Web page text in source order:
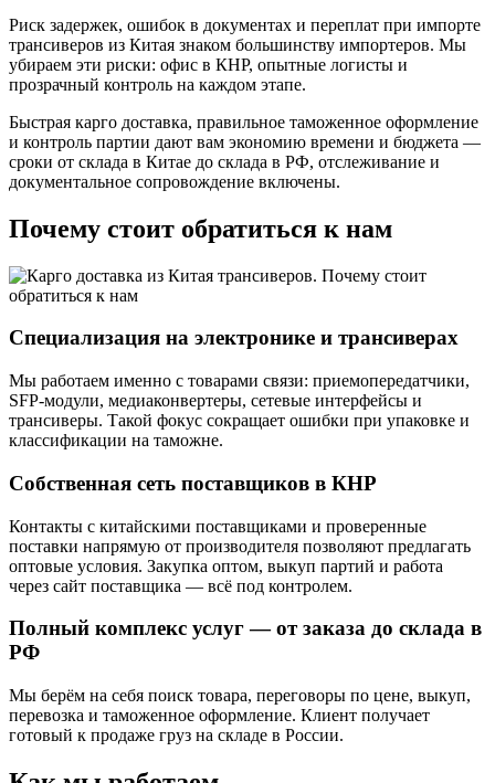
Риск задержек, ошибок в документах и переплат при импорте
трансиверов из Китая знаком большинству импортеров. Мы
убираем эти риски: офис в КНР, опытные логисты и
прозрачный контроль на каждом этапе.
Быстрая карго доставка, правильное таможенное оформление
и контроль партии дают вам экономию времени и бюджета —
сроки от склада в Китае до склада в РФ, отслеживание и
документальное сопровождение включены.
Почему стоит обратиться к нам
Специализация на электронике и трансиверах
Мы работаем именно с товарами связи: приемопередатчики,
SFP-модули, медиаконвертеры, сетевые интерфейсы и
трансиверы. Такой фокус сокращает ошибки при упаковке и
классификации на таможне.
Собственная сеть поставщиков в КНР
Контакты с китайскими поставщиками и проверенные
поставки напрямую от производителя позволяют предлагать
оптовые условия. Закупка оптом, выкуп партий и работа
через сайт поставщика — всё под контролем.
Полный комплекс услуг — от заказа до склада в
РФ
Мы берём на себя поиск товара, переговоры по цене, выкуп,
перевозка и таможенное оформление. Клиент получает
готовый к продаже груз на складе в России.